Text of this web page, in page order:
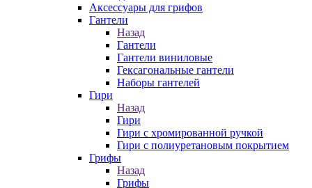
Аксессуары для грифов
Гантели
Назад
Гантели
Гантели виниловые
Гексагональные гантели
Наборы гантелей
Гири
Назад
Гири
Гири с хромированной ручкой
Гири с полиуретановым покрытием
Грифы
Назад
Грифы